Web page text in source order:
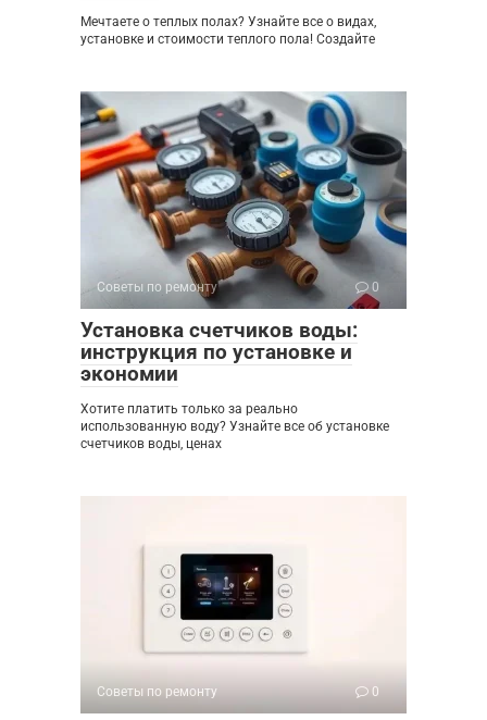
Мечтаете о теплых полах? Узнайте все о видах,
установке и стоимости теплого пола! Создайте
Советы по ремонту 0
Установка счетчиков воды:
инструкция по установке и
экономии
Хотите платить только за реально
использованную воду? Узнайте все об установке
счетчиков воды, ценах
Советы по ремонту 0